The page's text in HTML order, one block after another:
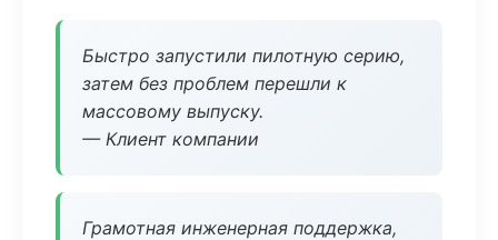
Быстро запустили пилотную серию,
затем без проблем перешли к
массовому выпуску.
— Клиент компании
Грамотная инженерная поддержка,